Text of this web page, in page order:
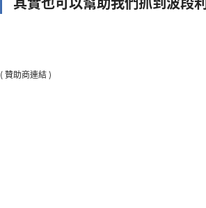
( 贊助商連結 )